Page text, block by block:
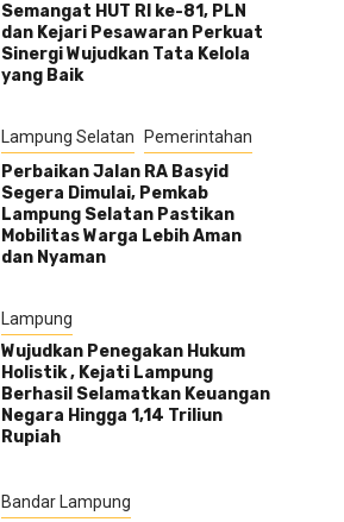
Semangat HUT RI ke-81, PLN
dan Kejari Pesawaran Perkuat
Sinergi Wujudkan Tata Kelola
yang Baik
Lampung Selatan Pemerintahan
Perbaikan Jalan RA Basyid
Segera Dimulai, Pemkab
Lampung Selatan Pastikan
Mobilitas Warga Lebih Aman
dan Nyaman
Lampung
Wujudkan Penegakan Hukum
Holistik , Kejati Lampung
Berhasil Selamatkan Keuangan
Negara Hingga 1,14 Triliun
Rupiah
Bandar Lampung